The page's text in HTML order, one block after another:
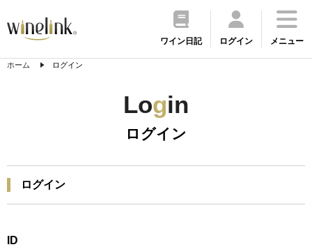
ワイン日記 ログイン メニュー
ホーム ログイン
Login
ログイン
ログイン
ID